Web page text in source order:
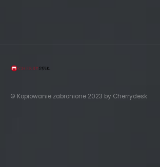
© Kopiowanie zabronione 2023 by Cherrydesk